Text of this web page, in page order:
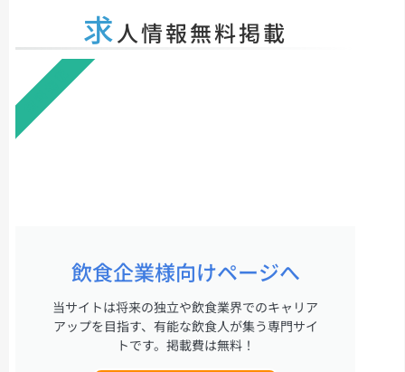
求人情報無料掲載
飲食企業様向けページへ
当サイトは将来の独立や飲食業界でのキャリア
アップを目指す、有能な飲食人が集う専門サイ
トです。掲載費は無料！
無料掲載